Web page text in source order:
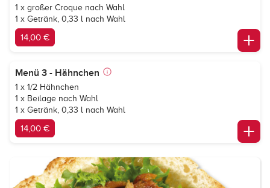
1 x großer Croque nach Wahl
1 x Getränk, 0,33 l nach Wahl
14,00 €
Menü 3 - Hähnchen
1 x 1/2 Hähnchen
1 x Beilage nach Wahl
1 x Getränk, 0,33 l nach Wahl
14,00 €